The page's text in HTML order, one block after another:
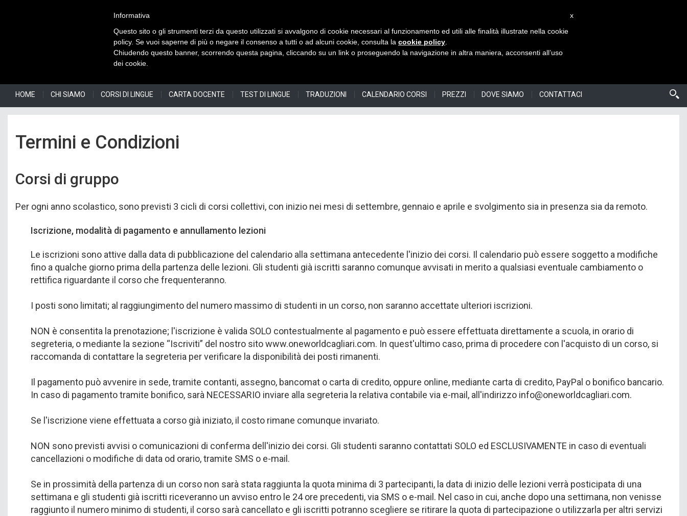
I NOSTRI SITI SCEGLI LINGUA
HOME CHI SIAMO CORSI DI LINGUE CARTA DOCENTE TEST DI LINGUE TRADUZIONI CALENDARIO CORSI PREZZI DOVE SIAMO CONTATTACI
Termini e Condizioni
Corsi di gruppo
Per ogni anno scolastico, sono previsti 3 cicli di corsi collettivi, con inizio nei mesi di settembre, gennaio e aprile e svolgimento sia in presenza sia da remoto.
Iscrizione, modalità di pagamento e annullamento lezioni
Le iscrizioni sono attive dalla data di pubblicazione del calendario alla settimana antecedente l'inizio dei corsi. Il calendario può essere soggetto a modifiche
fino a qualche giorno prima della partenza delle lezioni. Gli studenti già iscritti saranno comunque avvisati in merito a qualsiasi eventuale cambiamento o
rettifica riguardante il corso che frequenteranno.
I posti sono limitati; al raggiungimento del numero massimo di studenti in un corso, non saranno accettate ulteriori iscrizioni.
NON è consentita la prenotazione; l'iscrizione è valida SOLO contestualmente al pagamento e può essere effettuata direttamente a scuola, in orario di
segreteria, o mediante la sezione “Iscriviti” del nostro sito www.oneworldcagliari.com. In quest'ultimo caso, prima di procedere con l'acquisto di un corso, si
raccomanda di contattare la segreteria per verificare la disponibilità dei posti rimanenti.
Il pagamento può avvenire in sede, tramite contanti, assegno, bancomat o carta di credito, oppure online, mediante carta di credito, PayPal o bonifico bancario.
In caso di pagamento tramite bonifico, sarà NECESSARIO inviare alla segreteria la relativa contabile via e-mail, all'indirizzo info@oneworldcagliari.com.
Se l'iscrizione viene effettuata a corso già iniziato, il costo rimane comunque invariato.
NON sono previsti avvisi o comunicazioni di conferma dell'inizio dei corsi. Gli studenti saranno contattati SOLO ed ESCLUSIVAMENTE in caso di eventuali
cancellazioni o modifiche di data od orario, tramite SMS o e-mail.
Se in prossimità della partenza di un corso non sarà stata raggiunta la quota minima di 3 partecipanti, la data di inizio delle lezioni verrà posticipata di una
settimana e gli studenti già iscritti riceveranno un avviso entro le 24 ore precedenti, via SMS o e-mail. Nel caso in cui, anche dopo una settimana, non venisse
raggiunto il numero minimo di studenti, il corso sarà cancellato e gli iscritti potranno scegliere se ritirare la quota di partecipazione o utilizzarla per altri servizi
x
Informativa
Questo sito o gli strumenti terzi da questo utilizzati si avvalgono di cookie necessari al funzionamento ed utili alle finalità illustrate nella cookie
policy. Se vuoi saperne di più o negare il consenso a tutti o ad alcuni cookie, consulta la cookie policy
Chiudendo questo banner, scorrendo questa pagina, cliccando su un link o proseguendo la navigazione in altra maniera, acconsenti all’uso
dei cookie.